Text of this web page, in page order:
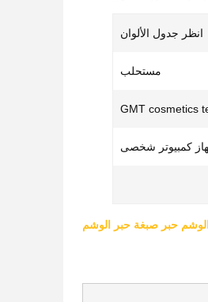
انظر جدول الألوان
مستحلب
GMT cosmetics